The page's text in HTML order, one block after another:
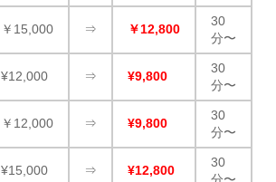
￥15,000 ⇒ ￥12,800
30
分〜
¥12,000 ⇒ ¥9,800
30
分〜
￥12,000 ⇒ ¥9,800
30
分〜
¥15,000 ⇒ ¥12,800
30